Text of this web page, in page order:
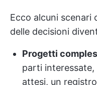
Ecco alcuni scenari
delle decisioni
Progetti
parti
attesi, un